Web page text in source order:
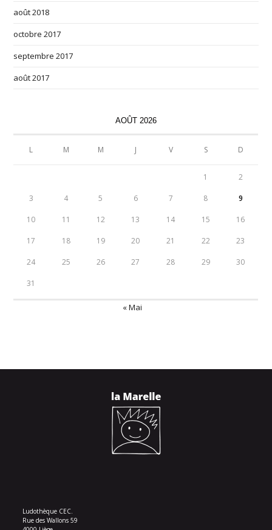
août 2018
octobre 2017
septembre 2017
août 2017
AOÛT 2026
L M M J V S D
1 2
3 4 5 6 7 8 9
10 11 12 13 14 15 16
17 18 19 20 21 22 23
24 25 26 27 28 29 30
31
« Mai
Ludothèque CEC.
Rue des Wallons 59